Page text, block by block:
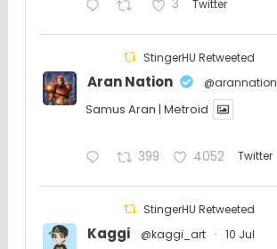
3 Twitter
StingerHU Retweeted
Aran Nation @arannation
Samus Aran | Metroid
399 4052 Twitter
StingerHU Retweeted
Kaggi @kaggi_art · 10 Jul